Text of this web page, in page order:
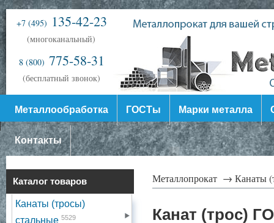
+7 (495) 135-42-23
(многоканальный)
8 (800) 775-58-31
(бесплатный звонок)
Металлообработка ГОСТы Марки металла
Контакты
Каталог товаров
Канаты (тросы)
стальные 5529
Металлопрокат → Канаты
Канат (трос)